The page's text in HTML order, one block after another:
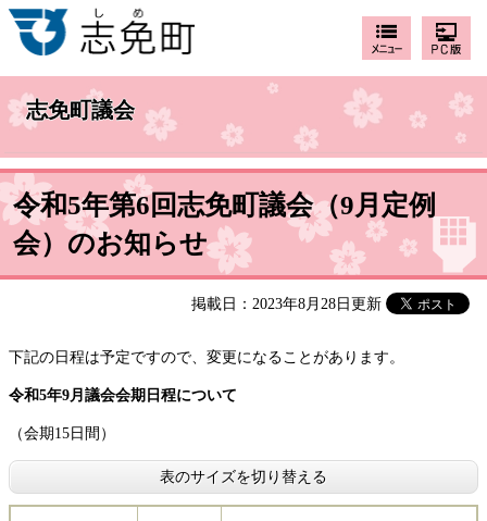
志免町議会
令和5年第6回志免町議会（9月定例
会）のお知らせ
掲載日：2023年8月28日更新
下記の日程は予定ですので、変更になることがあります。
令和5年9月議会会期日程について
（会期15日間）
表のサイズを切り替える